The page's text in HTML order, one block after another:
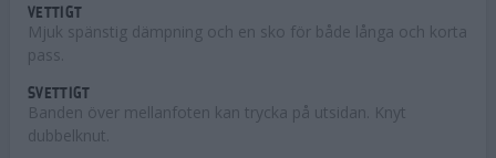
VETTIGT
Mjuk spänstig dämpning och en sko för både långa och korta
pass.
SVETTIGT
Banden över mellanfoten kan trycka på utsidan. Knyt
dubbelknut.